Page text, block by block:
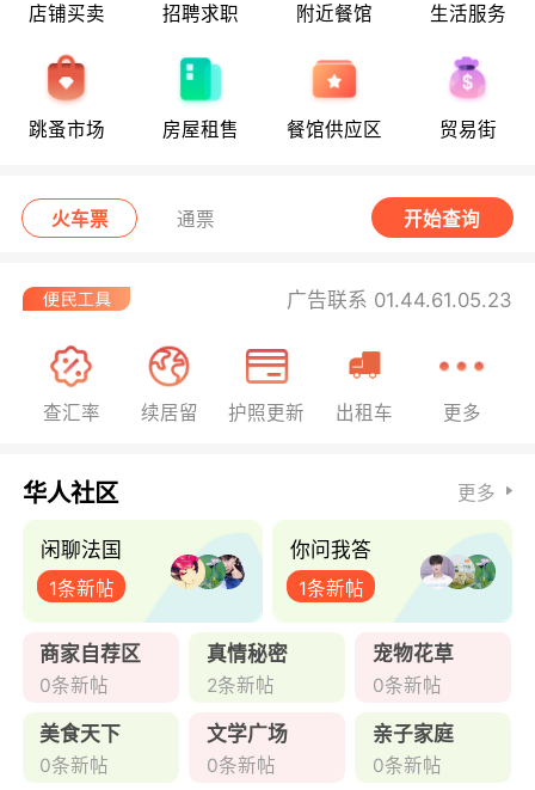
店铺买卖 招聘求职 附近餐馆 生活服务
跳蚤市场 房屋租售 餐馆供应区 贸易街
火车票 通票 开始查询
广告联系 01.44.61.05.23
查汇率 续居留 护照更新 出租车 更多
华人社区 更多
闲聊法国
1条新帖
你问我答
1条新帖
商家自荐区
0条新帖
真情秘密
2条新帖
宠物花草
0条新帖
美食天下
0条新帖
文学广场
0条新帖
亲子家庭
0条新帖